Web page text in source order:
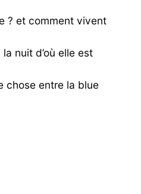
? et comment vivent
nuit d’où elle est
chose entre la blue